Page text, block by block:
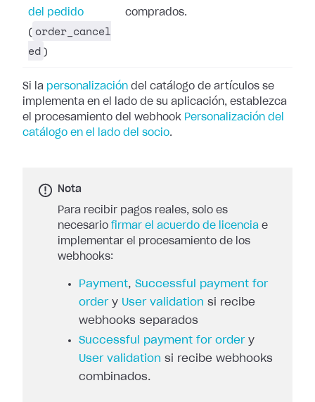
del pedido
( order_cancel
ed )
comprados.
Si la personalización del catálogo de artículos se
implementa en el lado de su aplicación, establezca
el procesamiento del webhook Personalización del
catálogo en el lado del socio.
Nota
Para recibir pagos reales, solo es
necesario firmar el acuerdo de licencia e
implementar el procesamiento de los
webhooks:
Payment, Successful payment for
ordery User validation si recibe
webhooks separados
Successful payment for ordery
User validation si recibe webhooks
combinados.